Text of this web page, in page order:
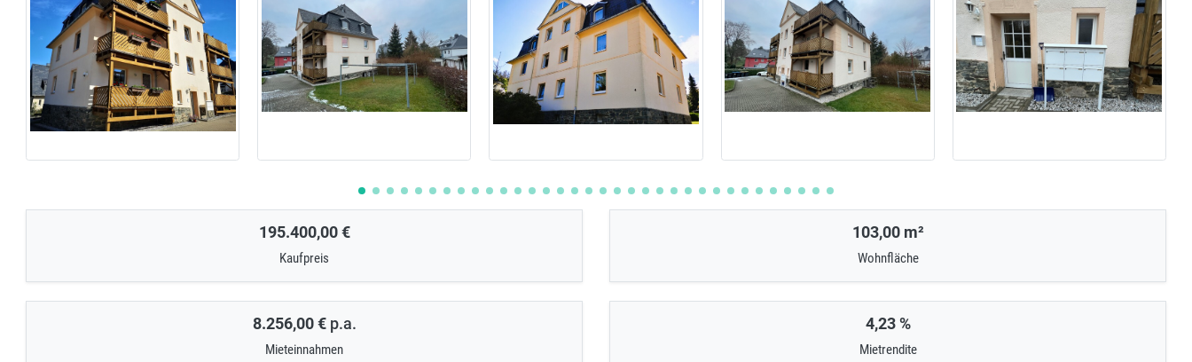
195.400,00 €
Kaufpreis
103,00 m²
Wohnfläche
8.256,00 €p.a.
Mieteinnahmen
4,23 %
Mietrendite